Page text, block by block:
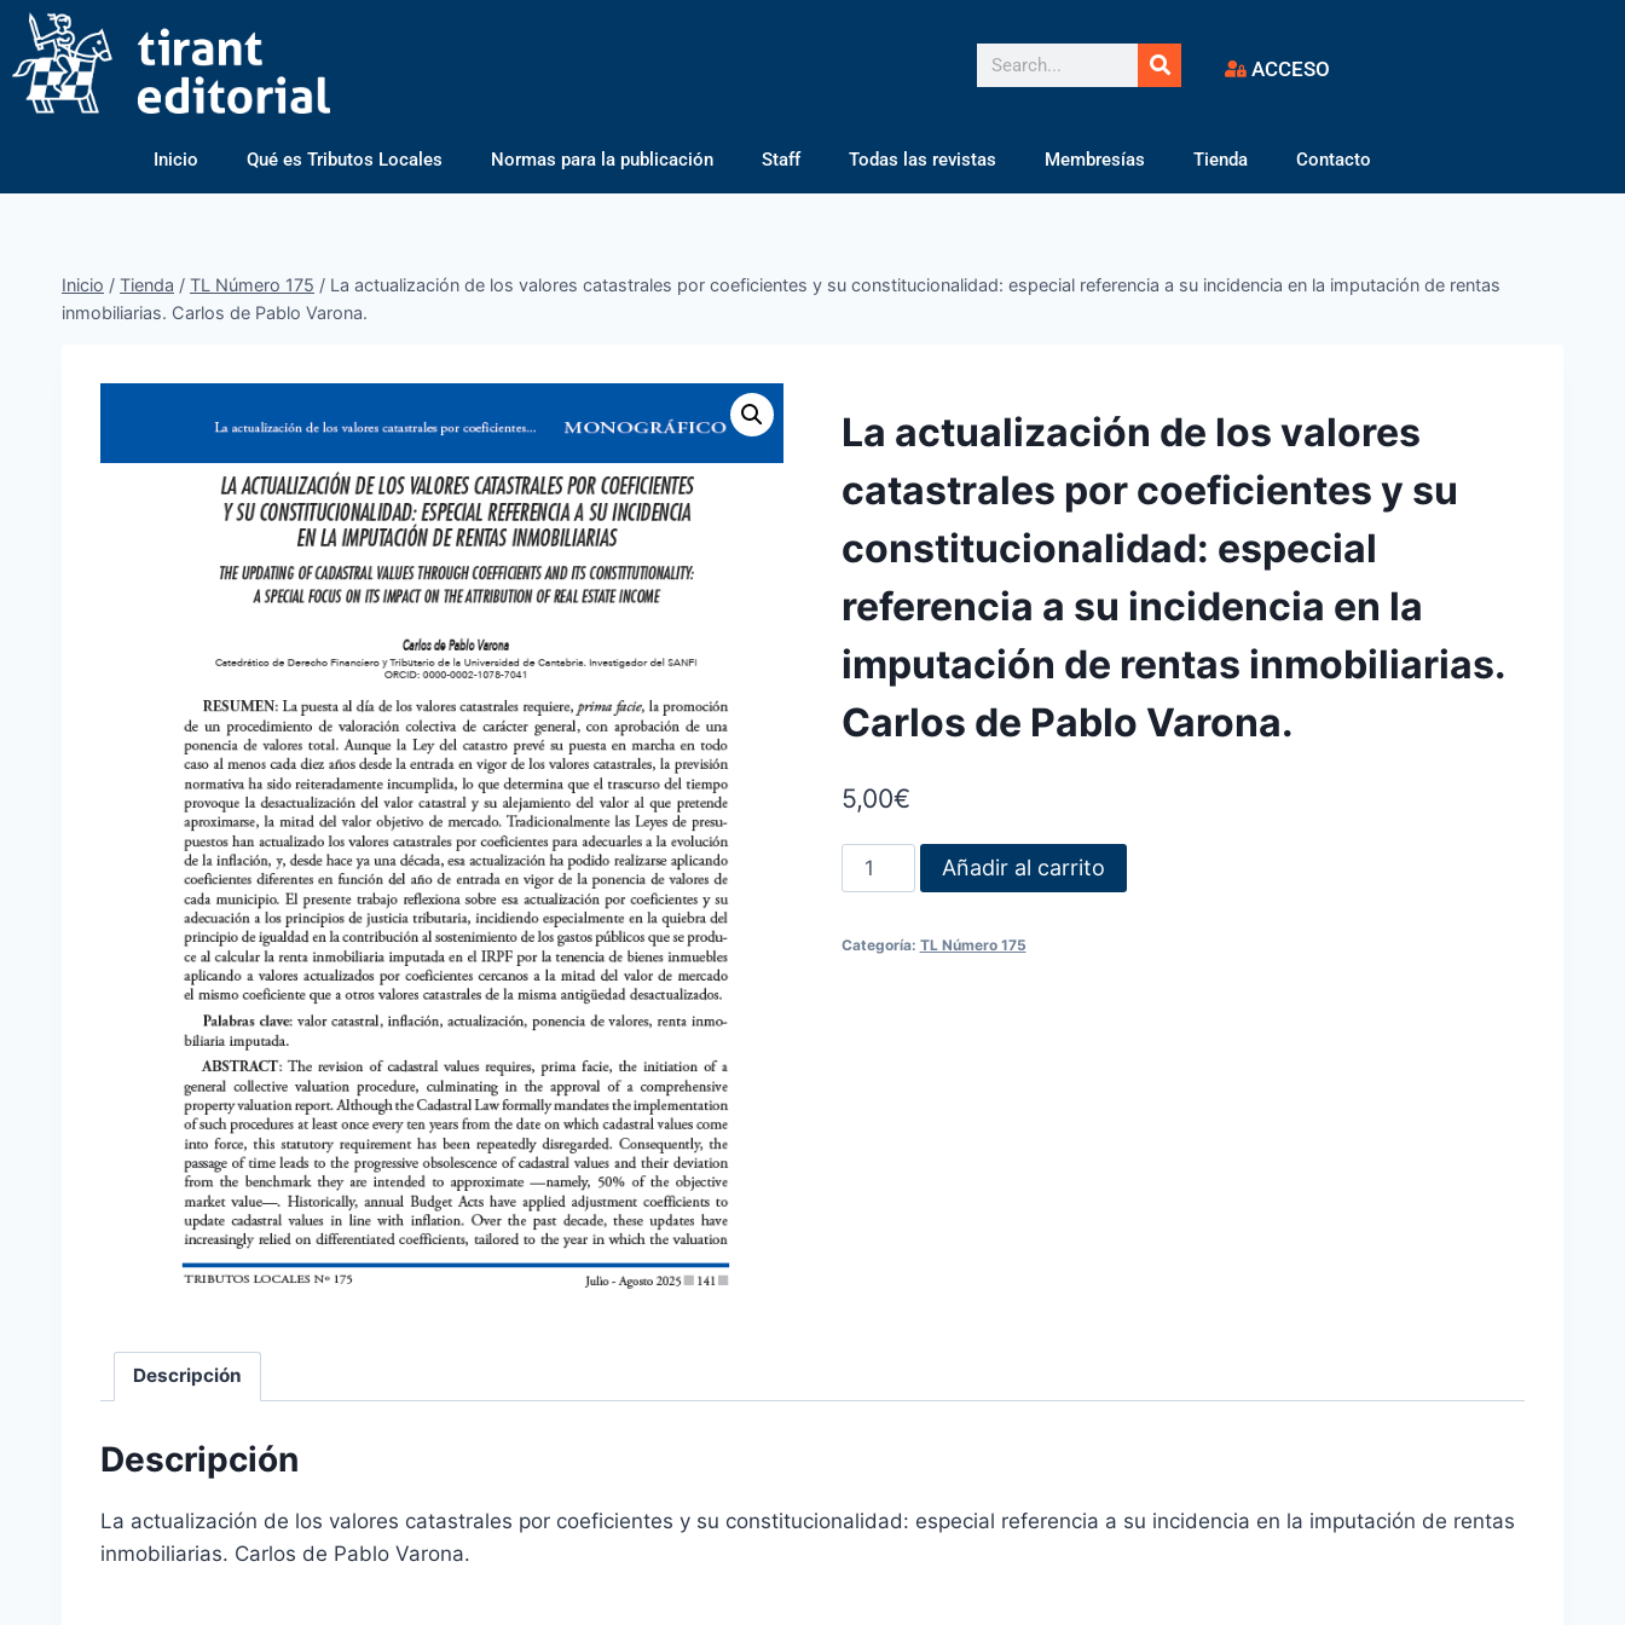
ACCESO
Inicio Qué es Tributos Locales Normas para la publicación Staff Todas las revistas Membresías Tienda Contacto
Inicio / Tienda / TL Número 175 / La actualización de los valores catastrales por coeficientes y su constitucionalidad: especial referencia a su incidencia en la imputación de rentas
inmobiliarias. Carlos de Pablo Varona.
La actualización de los valores
catastrales por coeficientes y su
constitucionalidad: especial
referencia a su incidencia en la
imputación de rentas inmobiliarias.
Carlos de Pablo Varona.
5,00€
Añadir al carrito
Categoría: TL Número 175
Descripción
Descripción
La actualización de los valores catastrales por coeficientes y su constitucionalidad: especial referencia a su incidencia en la imputación de rentas
inmobiliarias. Carlos de Pablo Varona.